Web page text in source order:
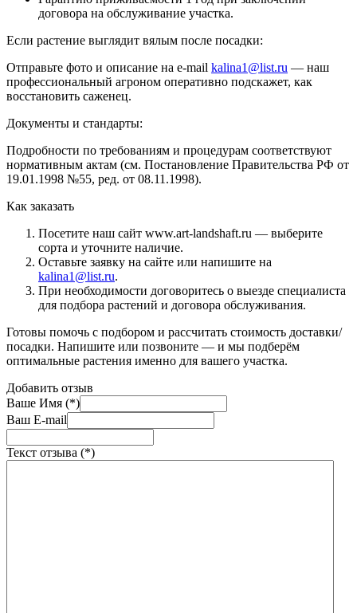
договора на обслуживание участка.
Если растение выглядит вялым после посадки:
Отправьте фото и описание на e-mail kalina1@list.ru — наш
профессиональный агроном оперативно подскажет, как
восстановить саженец.
Документы и стандарты:
Подробности по требованиям и процедурам соответствуют
нормативным актам (см. Постановление Правительства РФ от
19.01.1998 №55, ред. от 08.11.1998).
Как заказать
Посетите наш сайт www.art-landshaft.ru — выберите
сорта и уточните наличие.
Оставьте заявку на сайте или напишите на
kalina1@list.ru.
При необходимости договоритесь о выезде специалиста
для подбора растений и договора обслуживания.
Готовы помочь с подбором и рассчитать стоимость доставки/
посадки. Напишите или позвоните — и мы подберём
оптимальные растения именно для вашего участка.
Добавить отзыв
Ваше Имя (*)
Ваш E-mail
Текст отзыва (*)